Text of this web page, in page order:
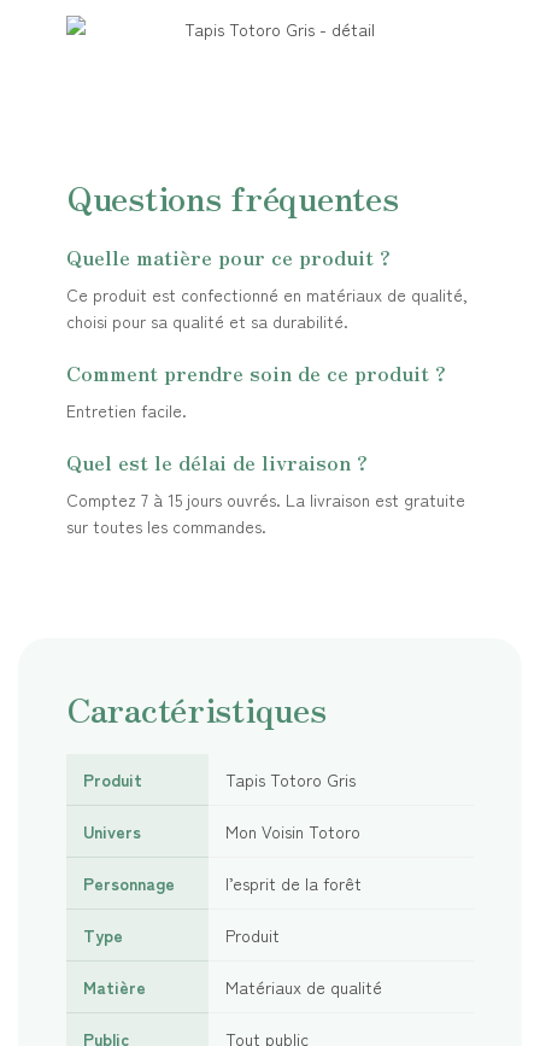
Questions fréquentes
Quelle matière pour ce produit ?
Ce produit est confectionné en matériaux de qualité,
choisi pour sa qualité et sa durabilité.
Comment prendre soin de ce produit ?
Entretien facile.
Quel est le délai de livraison ?
Comptez 7 à 15 jours ouvrés. La livraison est gratuite
sur toutes les commandes.
Caractéristiques
Produit Tapis Totoro Gris
Univers Mon Voisin Totoro
Personnage l’esprit de la forêt
Type Produit
Matière Matériaux de qualité
Public Tout public